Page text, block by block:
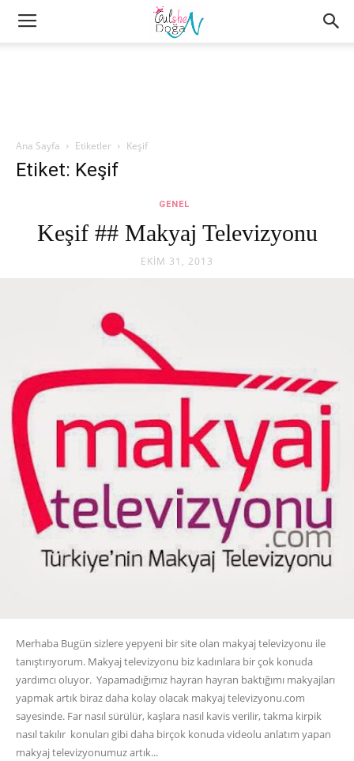
Ana Sayfa Etiketler Keşif
Etiket: Keşif
GENEL
Keşif ## Makyaj Televizyonu
EKIM 31, 2013
Merhaba Bugün sizlere yepyeni bir site olan makyaj televizyonu ile
tanıştırıyorum. Makyaj televizyonu biz kadınlara bir çok konuda
yardımcı oluyor. Yapamadığımız hayran hayran baktığımı makyajları
yapmak artık biraz daha kolay olacak makyaj televizyonu.com
sayesinde. Far nasıl sürülür, kaşlara nasıl kavis verilir, takma kirpik
nasıl takılır konuları gibi daha birçok konuda videolu anlatım yapan
makyaj televizyonumuz artık...